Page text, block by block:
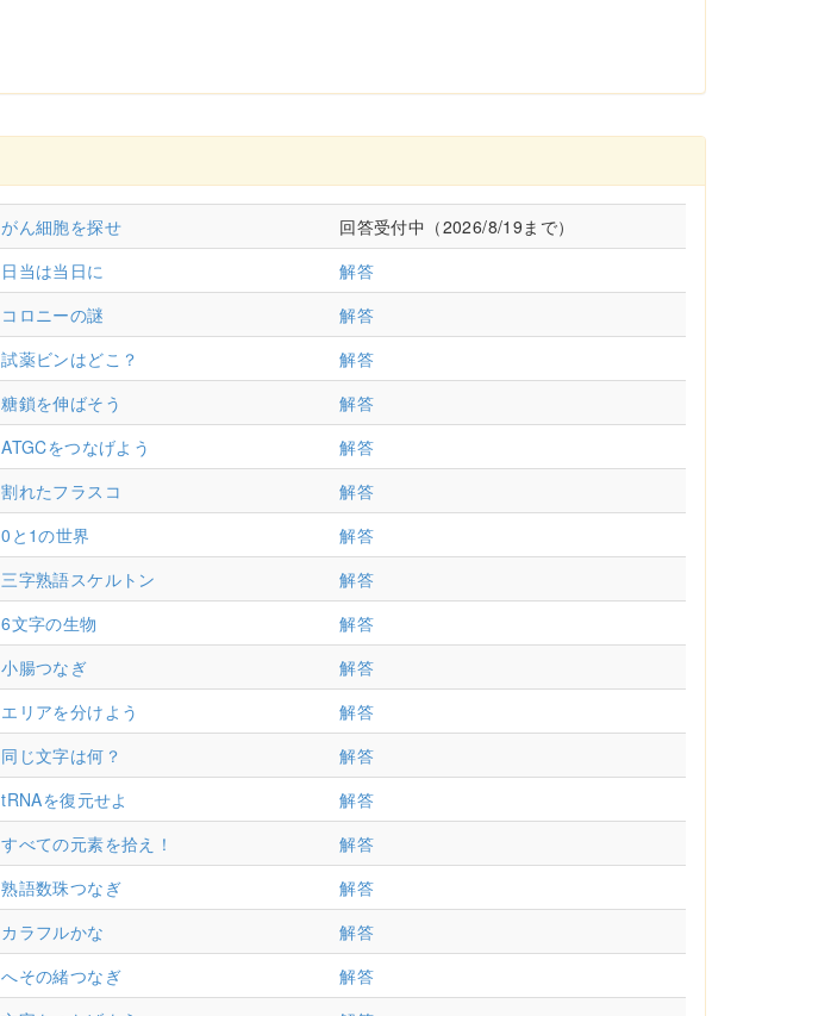
がん細胞を探せ
回答受付中（2026/8/19まで）
日当は当日に
解答
コロニーの謎
解答
試薬ビンはどこ？
解答
糖鎖を伸ばそう
解答
ATGCをつなげよう
解答
割れたフラスコ
解答
0と1の世界
解答
三字熟語スケルトン
解答
6文字の生物
解答
小腸つなぎ
解答
エリアを分けよう
解答
同じ文字は何？
解答
tRNAを復元せよ
解答
すべての元素を拾え！
解答
熟語数珠つなぎ
解答
カラフルかな
解答
へその緒つなぎ
解答